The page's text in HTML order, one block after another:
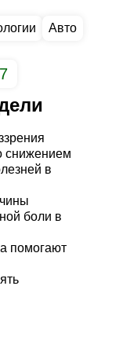
Авто
снижением
в
боли в
помогают